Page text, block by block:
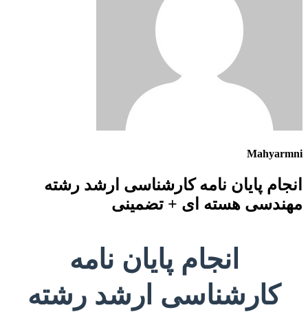
Mahyarmni
انجام پایان نامه کارشناسی ارشد رشته
مهندسی هسته ای + تضمینی
انجام پایان نامه
کارشناسی ارشد رشته